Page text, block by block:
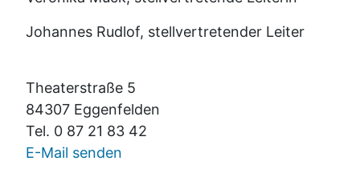
Johannes Rudlof, stellvertretender Leiter
Theaterstraße 5
84307 Eggenfelden
Tel. 0 87 21 83 42
E-Mail senden